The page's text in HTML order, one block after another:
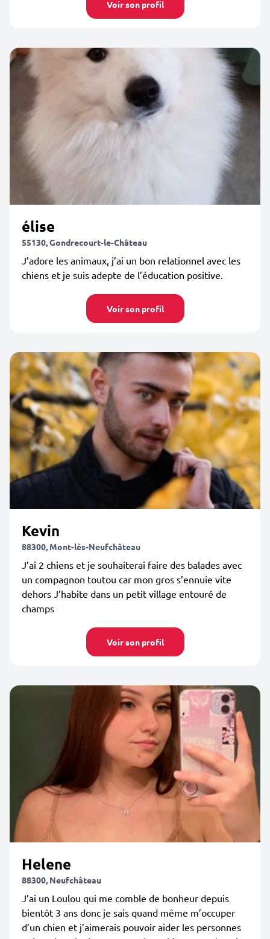
Voir son profil
élise
55130, Gondrecourt-le-Château
J’adore les animaux, j’ai un bon relationnel avec les
chiens et je suis adepte de l’éducation positive.
Voir son profil
Kevin
88300, Mont-lès-Neufchâteau
J’ai 2 chiens et je souhaiterai faire des balades avec
un compagnon toutou car mon gros s’ennuie vite
dehors J’habite dans un petit village entouré de
champs
Voir son profil
Helene
88300, Neufchâteau
J’ai un Loulou qui me comble de bonheur depuis
bientôt 3 ans donc je sais quand même m’occuper
d’un chien et j’aimerais pouvoir aider les personnes